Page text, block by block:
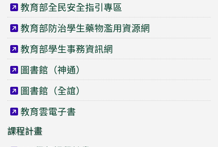
教育部全民安全指引專區
教育部防治學生藥物濫用資源網
教育部學生事務資訊網
圖書館（神通）
圖書館（全誼）
教育雲電子書
課程計畫